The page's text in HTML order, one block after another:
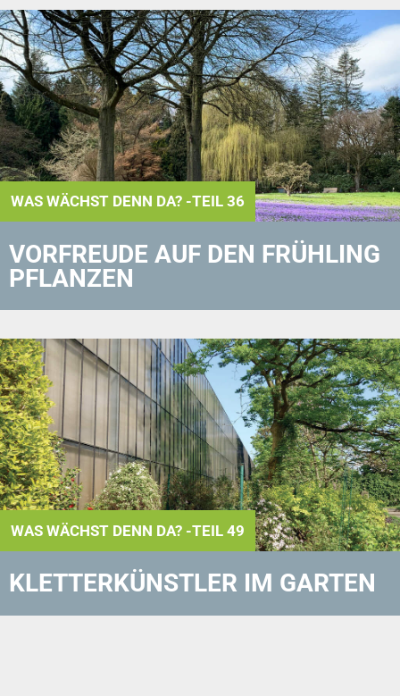
WAS WÄCHST DENN DA? -TEIL 36
VORFREUDE AUF DEN FRÜHLING
PFLANZEN
WAS WÄCHST DENN DA? -TEIL 49
KLETTERKÜNSTLER IM GARTEN